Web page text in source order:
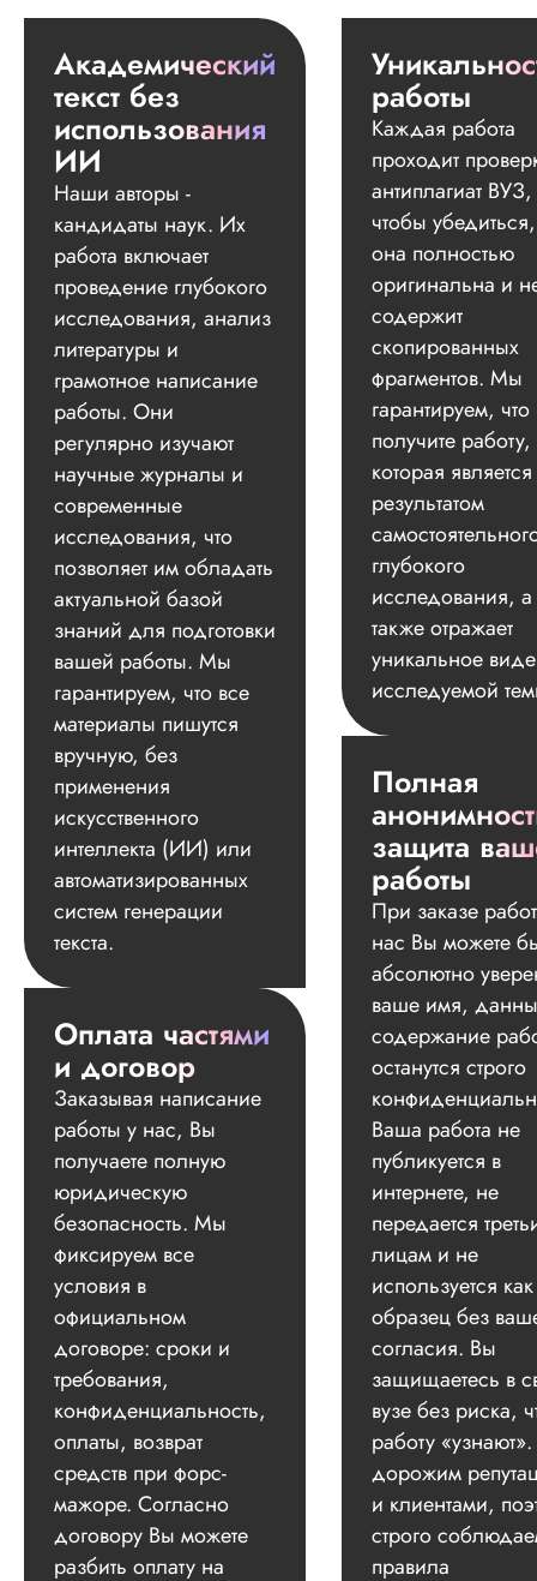
Академический
текст без
использования
ИИ
Наши авторы -
кандидаты наук. Их
работа включает
проведение глубокого
исследования, анализ
литературы и
грамотное написание
работы. Они
регулярно изучают
научные журналы и
современные
исследования, что
позволяет им обладать
актуальной базой
знаний для подготовки
вашей работы. Мы
гарантируем, что все
материалы пишутся
вручную, без
применения
искусственного
интеллекта (ИИ) или
автоматизированных
систем генерации
текста.
Оплата частями
и договор
Заказывая написание
работы у нас, Вы
получаете полную
юридическую
безопасность. Мы
фиксируем все
условия в
официальном
договоре: сроки и
требования,
конфиденциальность,
оплаты, возврат
средств при форс-
мажоре. Согласно
договору Вы можете
разбить оплату на
работы
Каждая работа
проходит
антиплагиат ВУЗ,
чтобы
она полностью
оригинальна и
содержит
скопированных
фрагментов. Мы
гарантируем,
получите работу,
которая является
результатом
глубокого
исследования, а
также отражает
уникальное
исследуемой
Полная
защита
работы
При заказе
нас Вы можете
абсолютно
ваше имя,
содержание
останутся строго
Ваша работа не
публикуется в
интернете, не
передается
лицам и не
используется как
образец без
согласия. Вы
защищаетесь в
вузе без риска,
работу
дорожим
и клиентами,
строго
правила